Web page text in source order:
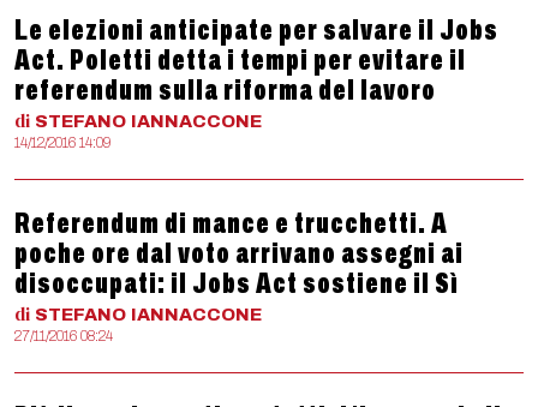
Le elezioni anticipate per salvare il Jobs
Act. Poletti detta i tempi per evitare il
referendum sulla riforma del lavoro
di STEFANO IANNACCONE
14/12/2016 14:09
Referendum di mance e trucchetti. A
poche ore dal voto arrivano assegni ai
disoccupati: il Jobs Act sostiene il Sì
di STEFANO IANNACCONE
27/11/2016 08:24